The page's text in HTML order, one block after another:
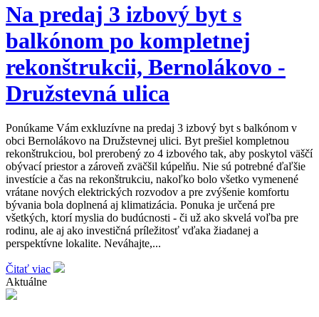
Na predaj 3 izbový byt s
balkónom po kompletnej
rekonštrukcii, Bernolákovo -
Družstevná ulica
Ponúkame Vám exkluzívne na predaj 3 izbový byt s balkónom v
obci Bernolákovo na Družstevnej ulici. Byt prešiel kompletnou
rekonštrukciou, bol prerobený zo 4 izbového tak, aby poskytol väščí
obývací priestor a zároveň zväčšil kúpelňu. Nie sú potrebné ďaľšie
investície a čas na rekonštrukciu, nakoľko bolo všetko vymenené
vrátane nových elektrických rozvodov a pre zvýšenie komfortu
bývania bola doplnená aj klimatizácia. Ponuka je určená pre
všetkých, ktorí myslia do budúcnosti - či už ako skvelá voľba pre
rodinu, ale aj ako investičná príležitosť vďaka žiadanej a
perspektívne lokalite. Neváhajte,...
Čitať viac
Aktuálne